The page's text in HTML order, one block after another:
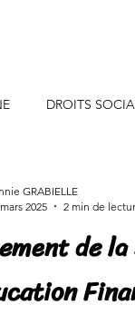
DROITS
DE VIE
de
GRABIELLE
2025
2 min de